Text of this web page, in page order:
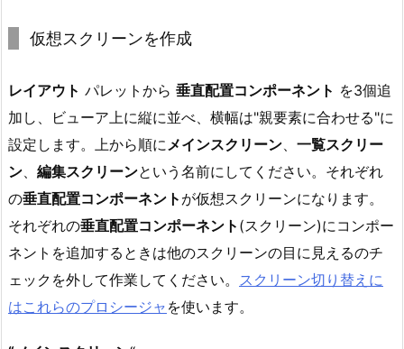
仮想スクリーンを作成
レイアウト パレットから 垂直配置コンポーネント を3個追
加し、ビューア上に縦に並べ、横幅は"親要素に合わせる"に
設定します。上から順に メインスクリーン
一覧スクリー
ン
編集スクリーンという名前にしてください。それぞれ
の垂直配置コンポーネント が仮想スクリーンになります。
それぞれの垂直配置コンポーネント (スクリーン)にコンポー
ネントを追加するときは他のスクリーンの目に見えるのチ
ェックを外して作業してください。 スクリーン切り替えに
はこれらのプロシージャ を使います。